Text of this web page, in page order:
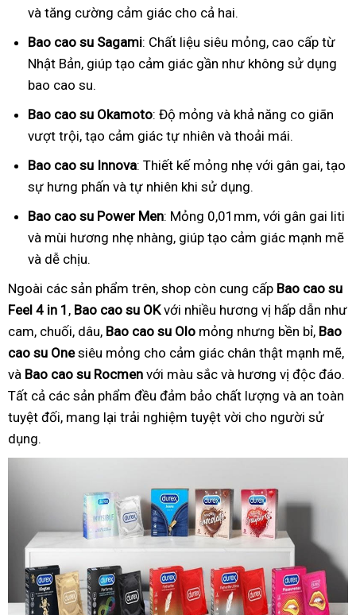
và tăng cường cảm giác cho cả hai.
Bao cao su Sagami: Chất liệu siêu mỏng, cao cấp từ
Nhật Bản, giúp tạo cảm giác gần như không sử dụng
bao cao su.
Bao cao su Okamoto: Độ mỏng và khả năng co giãn
vượt trội, tạo cảm giác tự nhiên và thoải mái.
Bao cao su Innova: Thiết kế mỏng nhẹ với gân gai, tạo
sự hưng phấn và tự nhiên khi sử dụng.
Bao cao su Power Men: Mỏng 0,01mm, với gân gai liti
và mùi hương nhẹ nhàng, giúp tạo cảm giác mạnh mẽ
và dễ chịu.
Ngoài các sản phẩm trên, shop còn cung cấp Bao cao su
Feel 4 in 1 , Bao cao su OKvới nhiều hương vị hấp dẫn như
cam, chuối, dâu, Bao cao su Olo mỏng nhưng bền bỉ, Bao
cao su Onesiêu mỏng cho cảm giác chân thật mạnh mẽ,
và Bao cao su Rocmen với màu sắc và hương vị độc đáo.
Tất cả các sản phẩm đều đảm bảo chất lượng và an toàn
tuyệt đối, mang lại trải nghiệm tuyệt vời cho người sử
dụng.